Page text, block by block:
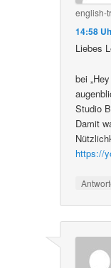
english-
14:58
Liebes
bei
Studio
Damit
https://